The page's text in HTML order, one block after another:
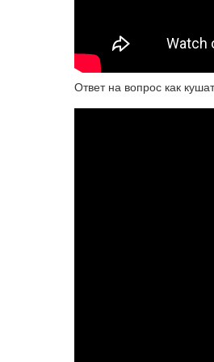
Ответ на вопрос как